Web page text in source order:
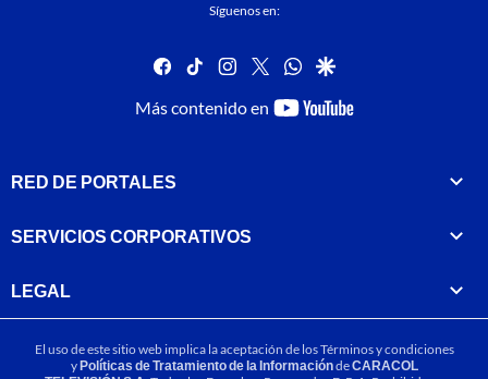
Síguenos en:
facebook
tiktok instagram
twitterwhatsapp
google
Más contenido en
youtube-
RED DE PORTALES
SERVICIOS CORPORATIVOS
LEGAL
El uso de este sitio web implica la aceptación de losTérminos y condiciones
yPolíticas de Tratamiento de la InformacióndeCARACOL